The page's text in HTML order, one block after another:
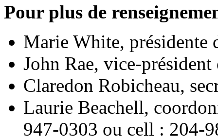
Pour plus de
Marie White, présidente
John Rae, vice-
Claredon Robicheau,
Laurie Beachell,
947-0303 ou cell : 204-